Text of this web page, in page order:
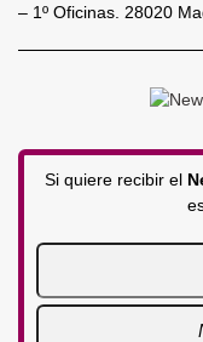
– 1º Oficinas. 28020
Si quiere recibir el